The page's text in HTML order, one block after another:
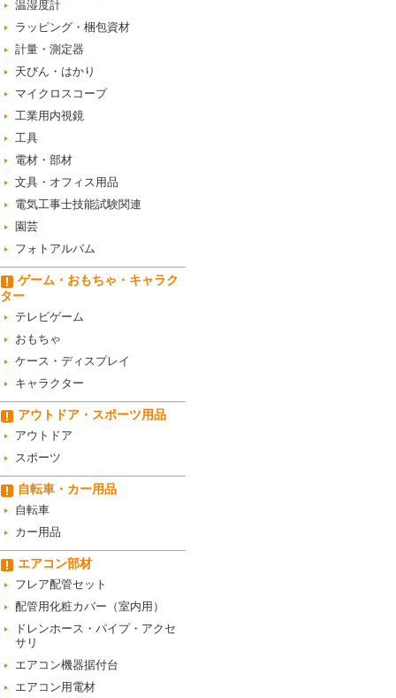
温湿度計
ラッピング・梱包資材
計量・測定器
天びん・はかり
マイクロスコープ
工業用内視鏡
工具
電材・部材
文具・オフィス用品
電気工事士技能試験関連
園芸
フォトアルバム
ゲーム・おもちゃ・キャラク
ター
テレビゲーム
おもちゃ
ケース・ディスプレイ
キャラクター
アウトドア・スポーツ用品
アウトドア
スポーツ
自転車・カー用品
自転車
カー用品
エアコン部材
フレア配管セット
配管用化粧カバー（室内用）
ドレンホース・パイプ・アクセ
サリ
エアコン機器据付台
エアコン用電材